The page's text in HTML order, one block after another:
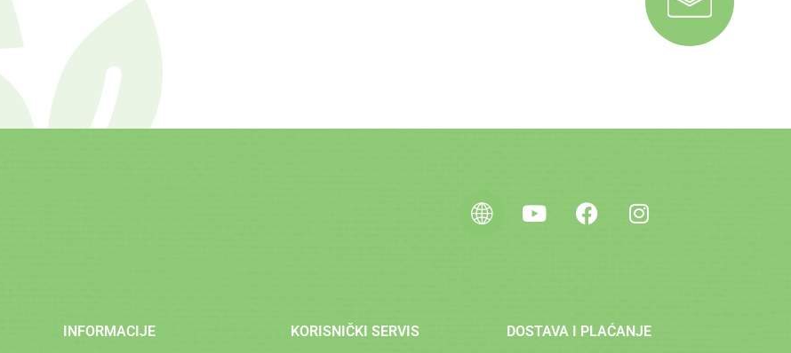
INFORMACIJE KORISNIČKI SERVIS DOSTAVA I PLAĆANJE